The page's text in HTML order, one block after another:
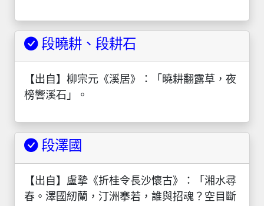
段曉耕、段耕石
【出自】柳宗元《溪居》：「曉耕翻露草，夜
榜響溪石」。
段澤國
【出自】盧摯《折桂令長沙懷古》：「湘水尋
春。澤國紉蘭，汀洲搴若，誰與招魂？空目斷